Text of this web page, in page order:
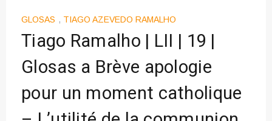
GLOSAS , TIAGO AZEVEDO RAMALHO
Tiago Ramalho | LII | 19 |
Glosas a Brève apologie
pour un moment catholique